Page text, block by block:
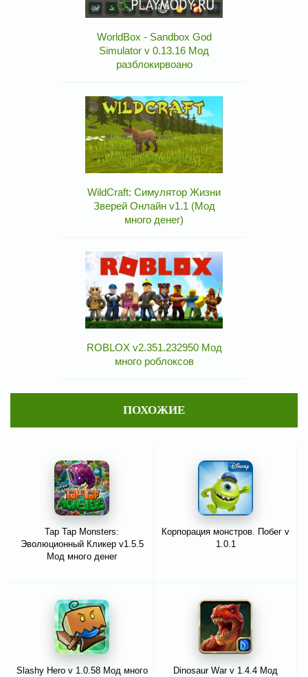
WorldBox - Sandbox God
Simulator v 0.13.16 Мод
разблокирвоано
WildCraft: Симулятор Жизни
Зверей Онлайн v1.1 (Мод
много денег)
ROBLOX v2.351.232950 Мод
много роблоксов
ПОХОЖИЕ
Tap Tap Monsters:
Эволюционный Кликер v1.5.5
Мод много денег
Корпорация монстров. Побег v
1.0.1
Slashy Hero v 1.0.58 Мод много Dinosaur War v 1.4.4 Мод